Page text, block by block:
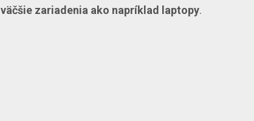
väčšie zariadenia ako napríklad laptopy.